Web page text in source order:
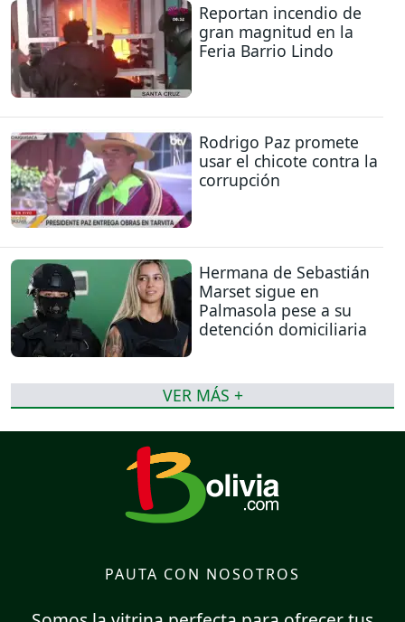
Reportan incendio de
gran magnitud en la
Feria Barrio Lindo
Rodrigo Paz promete
usar el chicote contra la
corrupción
Hermana de Sebastián
Marset sigue en
Palmasola pese a su
detención domiciliaria
VER MÁS +
PAUTA CON NOSOTROS